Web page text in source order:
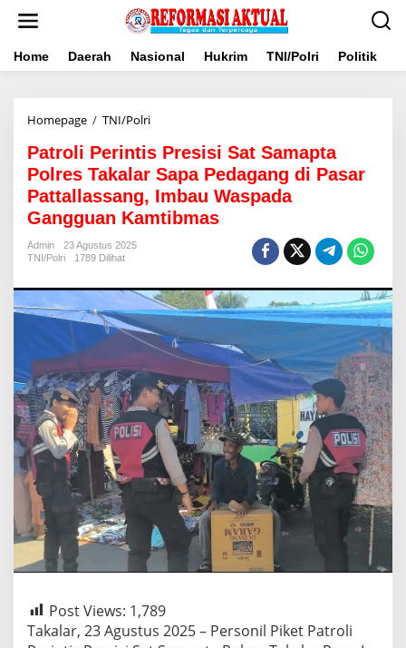
Home Daerah Nasional Hukrim TNI/Polri Politik
Homepage / TNI/PolriPatroli
Presisi
Sat
Samapta
Polres
Takalar
Pattallassang,
Imbau
Waspada
Gangguan
Kamtibmas
Patroli Perintis Presisi Sat Samapta
Polres Takalar Sapa Pedagang di Pasar
Pattallassang, Imbau Waspada
Gangguan Kamtibmas
Admin
23 Agustus 2025
TNI/Polri
1789 Dilihat
Post Views: 1,789
Takalar, 23 Agustus 2025 – Personil Piket Patroli